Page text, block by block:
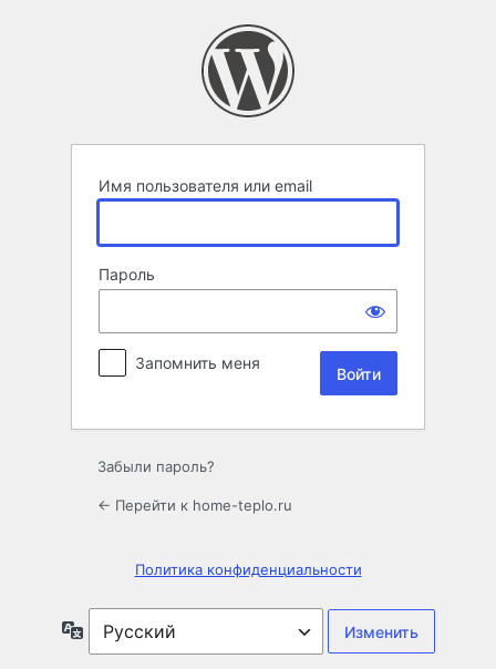
Имя пользователя или email
Пароль
Запомнить меня
Забыли пароль?
← Перейти к home-teplo.ru
Политика конфиденциальности
Язык